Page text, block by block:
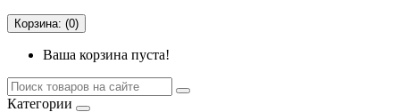
Корзина: (0)
Ваша корзина пуста!
Категории